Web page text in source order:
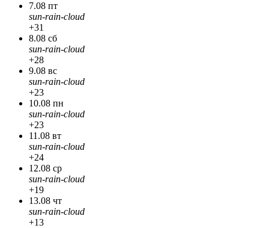
7.08 пт
sun-rain-cloud
+31
8.08 сб
sun-rain-cloud
+28
9.08 вс
sun-rain-cloud
+23
10.08 пн
sun-rain-cloud
+23
11.08 вт
sun-rain-cloud
+24
12.08 ср
sun-rain-cloud
+19
13.08 чт
sun-rain-cloud
+13